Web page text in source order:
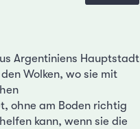
Argentiniens Hauptstadt
Wolken, wo sie mit
ohne am Boden richtig
kann, wenn sie die